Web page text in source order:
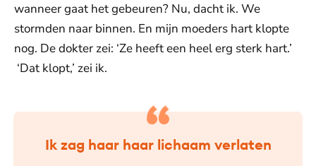
wanneer gaat het gebeuren? Nu, dacht ik. We
stormden naar binnen. En mijn moeders hart klopte
nog. De dokter zei: ‘Ze heeft een heel erg sterk hart.’
‘Dat klopt,’ zei ik.
Ik zag haar haar lichaam verlaten